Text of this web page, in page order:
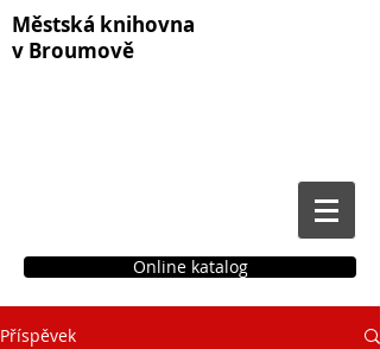
Městská knihovna
v Broumově
Online katalog
Příspěvek